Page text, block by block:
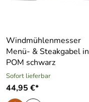
Windmühlenmesser
Menü- & Steakgabel in
POM schwarz
Sofort lieferbar
44,95 €*